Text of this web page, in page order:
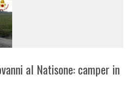
al Natisone: camper in